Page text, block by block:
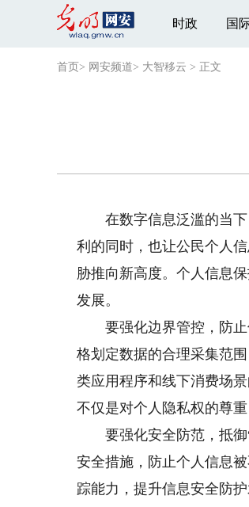
时政 国
首页 > 网安频道> 大智移云 > 正文
在数字信息泛滥的当下
利的同时，也让公民个人
胁推向新高度。个人信息
发展。
要强化边界管控，防止
格划定数据的合理采集范
类应用程序和线下消费场
不仅是对个人隐私权的尊重
要强化安全防范，抵御“
安全措施，防止个人信息
踪能力，提升信息安全防